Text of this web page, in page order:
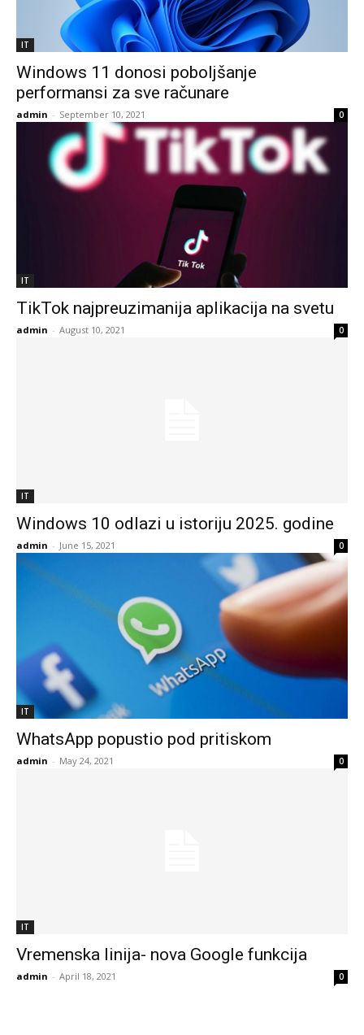
IT
Windows 11 donosi poboljšanje
performansi za sve računare
admin - September 10, 2021 0
IT
TikTok najpreuzimanija aplikacija na svetu
admin - August 10, 2021 0
IT
Windows 10 odlazi u istoriju 2025. godine
admin - June 15, 2021 0
IT
WhatsApp popustio pod pritiskom
admin - May 24, 2021 0
IT
Vremenska linija- nova Google funkcija
admin - April 18, 2021 0